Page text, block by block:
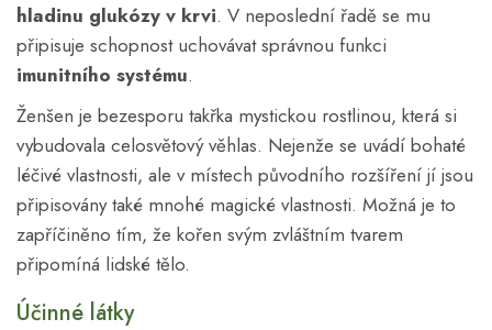
hladinu glukózy v krvi. V neposlední řadě se mu
připisuje schopnost uchovávat správnou funkci
imunitního systému.
Ženšen je bezesporu takřka mystickou rostlinou, která si
vybudovala celosvětový věhlas. Nejenže se uvádí bohaté
léčivé vlastnosti, ale v místech původního rozšíření jí jsou
připisovány také mnohé magické vlastnosti. Možná je to
zapříčiněno tím, že kořen svým zvláštním tvarem
připomíná lidské tělo.
Účinné látky